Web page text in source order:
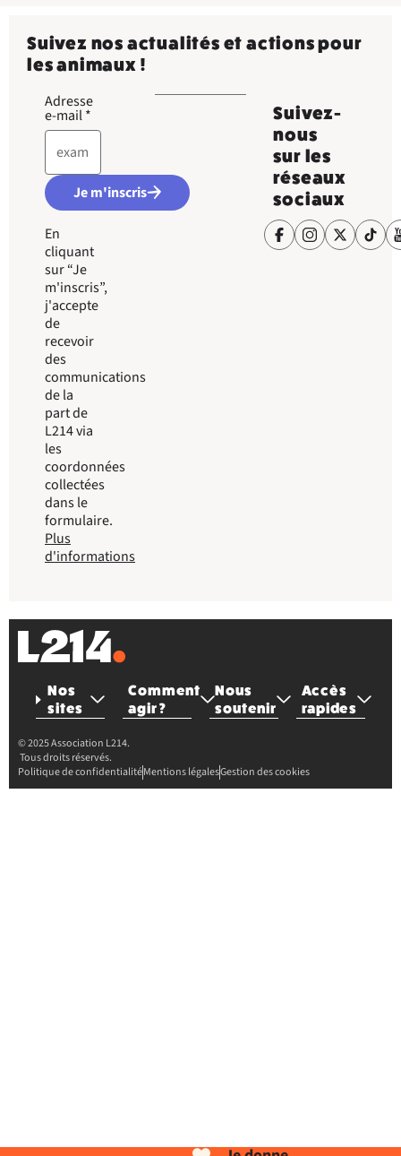
Suivez nos actualités et actions pour
les animaux !
Adresse
e-mail*
Je m'inscris
En
cliquant
sur “Je
m'inscris”,
j'accepte
de
recevoir
des
communications
de la
part de
L214 via
les
coordonnées
collectées
dans le
formulaire.
Plus
d'informations
Suivez-
nous
sur les
réseaux
sociaux
Nos
sites
Comment
agir ?
Nous
soutenir
Accès
rapides
© 2025 Association L214.
Tous droits réservés.
Politique de confidentialitéMentions légalesGestion des cookies